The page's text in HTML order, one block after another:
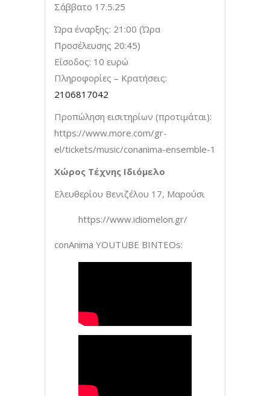
Σάββατο 17.5.25
Ώρα έναρξης: 21:00 (Ώρα
Προσέλευσης 20:45)
Είσοδος: 10 ευρώ
Πληροφορίες – Κρατήσεις:
2106817042
Προπώληση εισιτηρίων (προτιμάται):
https://www.more.com/gr-
el/tickets/music/conanima-ensemble-1
Χώρος Τέχνης Ιδιόμελο
Ελευθερίου Βενιζέλου 17, Μαρούσι
https://www.idiomelon.gr/
conAnima YOUTUBE ΒΙΝΤΕΟs: